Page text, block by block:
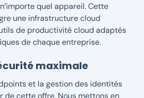
quel appareil. Cette
une infrastructure cloud
de productivité cloud adaptés
de chaque entreprise.
maximale
et la gestion des identités
cette offre. Nous mettons en